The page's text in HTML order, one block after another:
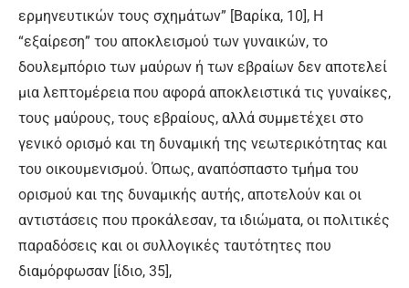
ερμηνευτικών τους σχημάτων” [Βαρίκα, 10], Η
“εξαίρεση” του αποκλεισμού των γυναικών, το
δουλεμπόριο των μαύρων ή των εβραίων δεν αποτελεί
μια λεπτομέρεια που αφορά αποκλειστικά τις γυναίκες,
τους μαύρους, τους εβραίους, αλλά συμμετέχει στο
γενικό ορισμό και τη δυναμική της νεωτερικότητας και
του οικουμενισμού. Όπως, αναπόσπαστο τμήμα του
ορισμού και της δυναμικής αυτής, αποτελούν και οι
αντιστάσεις που προκάλεσαν, τα ιδιώματα, οι πολιτικές
παραδόσεις και οι συλλογικές ταυτότητες που
διαμόρφωσαν [ίδιο, 35],